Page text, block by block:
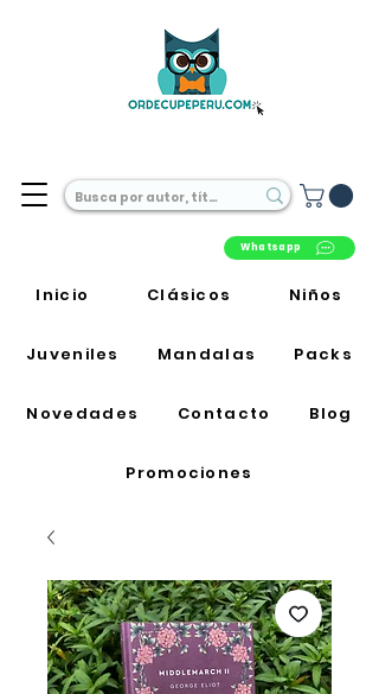
Whatsapp
Inicio Clásicos Niños
Juveniles Mandalas Packs
Novedades Contacto Blog
Promociones